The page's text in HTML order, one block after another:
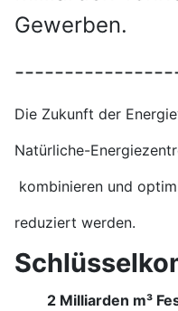
Gewerben.
Die Zukunft der
Natürliche-
kombinieren und
reduziert werden.
2 Milliarden m³